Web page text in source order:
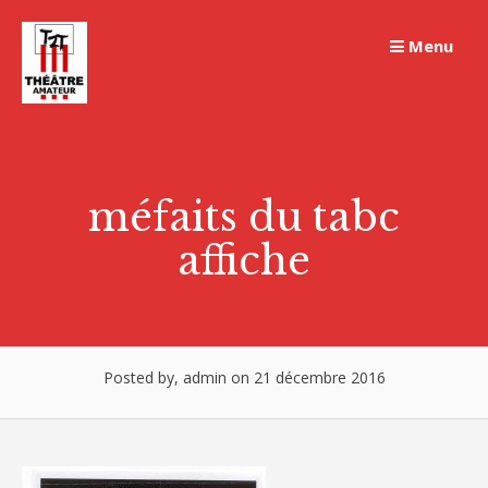
content
Menu
méfaits du tabc
affiche
Posted by, admin on 21 décembre 2016